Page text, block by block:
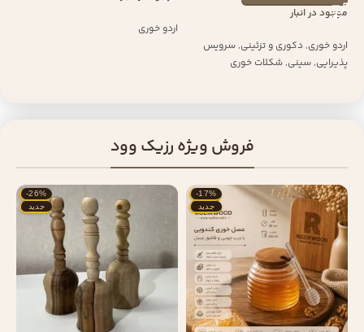
موجود در انبار
اردو خوری,دکوری و تزئینی,سرویس
پذیرایی,سینی,شکلات خوری
اردو خوری
فروش ویژه رزیک وود
-17%
جدید
-26%
جدید